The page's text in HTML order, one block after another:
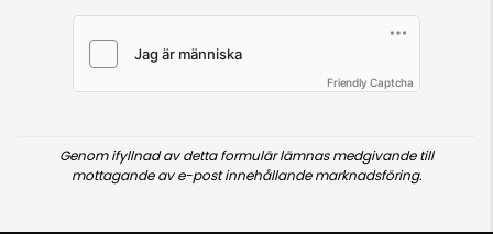
Friendly Captcha
Genom ifyllnad av detta formulär lämnas medgivande till
mottagande av e-post innehållande marknadsföring.